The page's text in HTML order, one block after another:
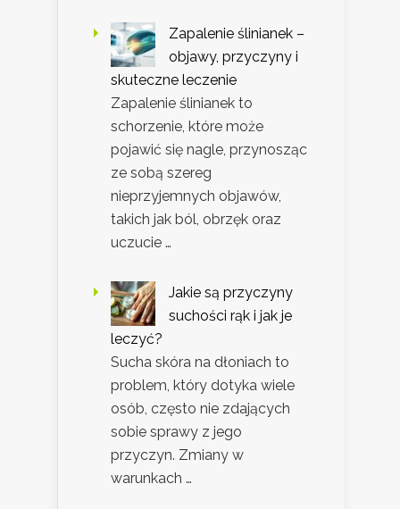
Zapalenie ślinianek –
objawy, przyczyny i
skuteczne leczenie
Zapalenie ślinianek to
schorzenie, które może
pojawić się nagle, przynosząc
ze sobą szereg
nieprzyjemnych objawów,
takich jak ból, obrzęk oraz
uczucie …
Jakie są przyczyny
suchości rąk i jak je
leczyć?
Sucha skóra na dłoniach to
problem, który dotyka wiele
osób, często nie zdających
sobie sprawy z jego
przyczyn. Zmiany w
warunkach …